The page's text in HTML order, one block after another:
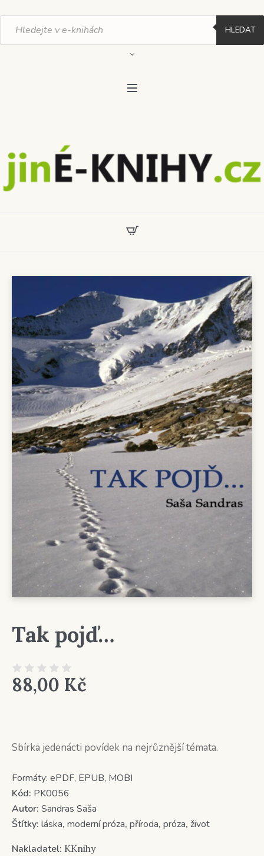
Products
search HLEDAT
Tak pojď…
88,00 Kč
Sbírka jedenácti povídek na nejrůznější témata.
Formáty: ePDF, EPUB, MOBI
Kód: PK0056
Autor: Sandras Saša
Štítky: láska, moderní próza, příroda, próza, život
Nakladatel: KKnihy